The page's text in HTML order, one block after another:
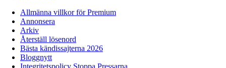
Allmänna villkor för Premium
Annonsera
Arkiv
Återställ lösenord
Bästa kändissajterna 2026
Bloggnytt
Integritetspolicy Stoppa Pressarna